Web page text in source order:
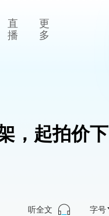
直
播
更
多
，起拍价下
听全文 字号